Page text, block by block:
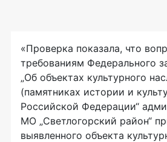
«Проверка показала, что
требованиям Федерального
„Об объектах культурного
(памятниках истории и
Российской Федерации“
МО „Светлогорский район“
выявленного объекта